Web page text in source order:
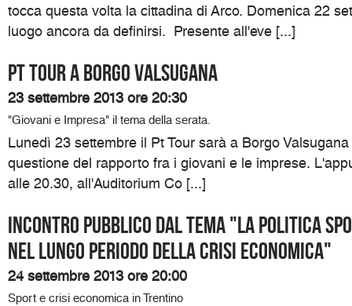
tocca questa volta la cittadina di Arco. Domenica 22
luogo ancora da definirsi. Presente all'eve [...]
Pt Tour a Borgo Valsugana
23 settembre 2013 ore 20:30
"Giovani e Impresa" il tema della serata.
Lunedì 23 settembre il Pt Tour sarà a Borgo
questione del rapporto fra i giovani e le imprese.
alle 20.30, all'Auditorium Co [...]
Incontro pubblico dal tema "La politica
nel lungo periodo della crisi economica"
24 settembre 2013 ore 20:00
Sport e crisi economica in Trentino